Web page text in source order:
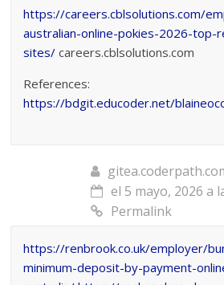
https://careers.cblsolutions.com/
australian-online-pokies-2026-top-
sites/ careers.cblsolutions.com
References:
https://bdgit.educoder.net/
el 5 mayo, 2026 a
Permalink
https://renbrook.co.uk/employer/
minimum-deposit-by-payment-